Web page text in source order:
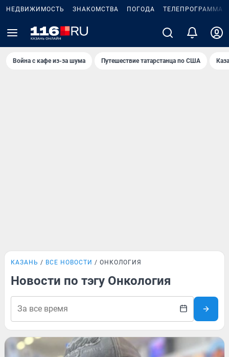
НЕДВИЖИМОСТЬ ЗНАКОМСТВА ПОГОДА ТЕЛЕПРОГРАММА
Война с кафе из-за шума Путешествие татарстанца по США
КАЗАНЬ ВСЕ НОВОСТИ ОНКОЛОГИЯ
Новости по тэгу Онкология